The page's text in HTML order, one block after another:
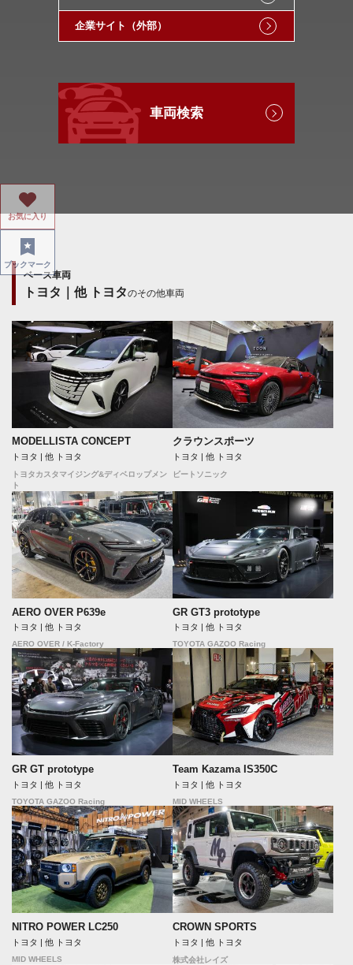
企業サイト（外部）
車両検索
ベース車両
トヨタ｜他 トヨタのその他車両
MODELLISTA CONCEPT
トヨタ | 他 トヨタ
トヨタカスタマイジング&ディベロップメン
ト
クラウンスポーツ
トヨタ | 他 トヨタ
ビートソニック
AERO OVER P639e
トヨタ | 他 トヨタ
AERO OVER / K-Factory
GR GT3 prototype
トヨタ | 他 トヨタ
TOYOTA GAZOO Racing
GR GT prototype
トヨタ | 他 トヨタ
TOYOTA GAZOO Racing
Team Kazama IS350C
トヨタ | 他 トヨタ
MID WHEELS
NITRO POWER LC250
トヨタ | 他 トヨタ
MID WHEELS
CROWN SPORTS
トヨタ | 他 トヨタ
株式会社レイズ
お気に入り
ブックマーク